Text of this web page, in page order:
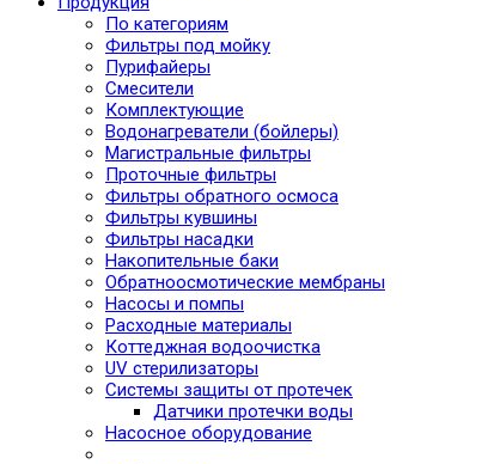
По категориям
Фильтры под мойку
Пурифайеры
Смесители
Комплектующие
Водонагреватели (бойлеры)
Магистральные фильтры
Проточные фильтры
Фильтры обратного осмоса
Фильтры кувшины
Фильтры насадки
Накопительные баки
Обратноосмотические мембраны
Насосы и помпы
Расходные материалы
Коттеджная водоочистка
UV стерилизаторы
Системы защиты от протечек
Датчики протечки воды
Насосное оборудование